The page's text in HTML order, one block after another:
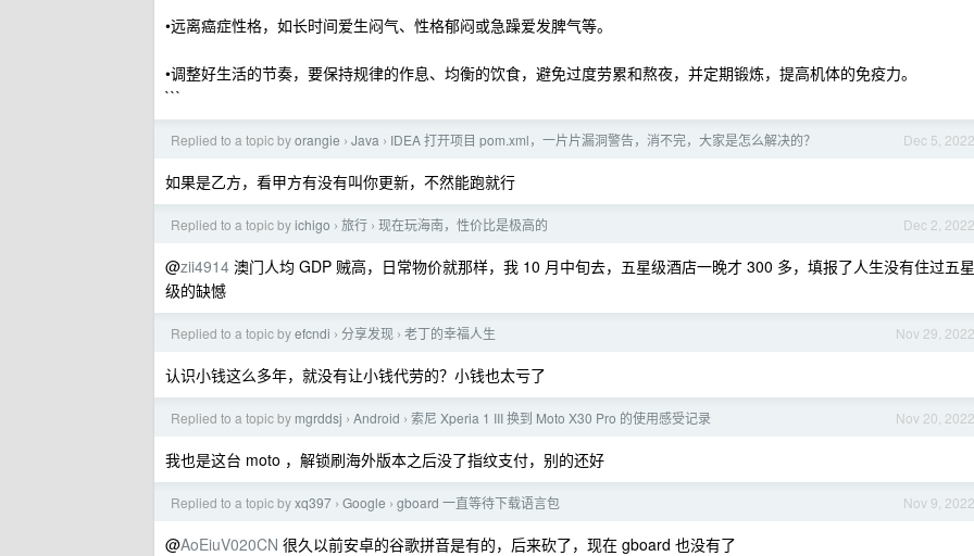
•远离癌症性格，如长时间爱生闷气、性格郁闷或急躁爱发脾气等。
•调整好生活的节奏，要保持规律的作息、均衡的饮食，避免过度劳累和熬夜，并定期锻炼，提高机体的免疫力。
```
Dec 5, 2022
Replied to a topic byorangie › Java › IDEA 打开项目 pom.xml，一片片漏洞警告，消不完，大家是怎么解决的？
如果是乙方，看甲方有没有叫你更新，不然能跑就行
Dec 2, 2022
Replied to a topic byichigo › 旅行 › 现在玩海南，性价比是极高的
@zii4914 澳门人均 GDP 贼高，日常物价就那样，我 10 月中旬去，五星级酒店一晚才 300 多，填报了人生没有住过五星
级的缺憾
Nov 29, 2022
Replied to a topic byefcndi › 分享发现 › 老丁的幸福人生
认识小钱这么多年，就没有让小钱代劳的？小钱也太亏了
Nov 20, 2022
Replied to a topic by mgrddsj › Android › 索尼 Xperia 1 III 换到 Moto X30 Pro 的使用感受记录
我也是这台 moto ，解锁刷海外版本之后没了指纹支付，别的还好
Nov 9, 2022
Replied to a topic byxq397 › Google › gboard 一直等待下载语言包
@AoEiuV020CN 很久以前安卓的谷歌拼音是有的，后来砍了，现在 gboard 也没有了